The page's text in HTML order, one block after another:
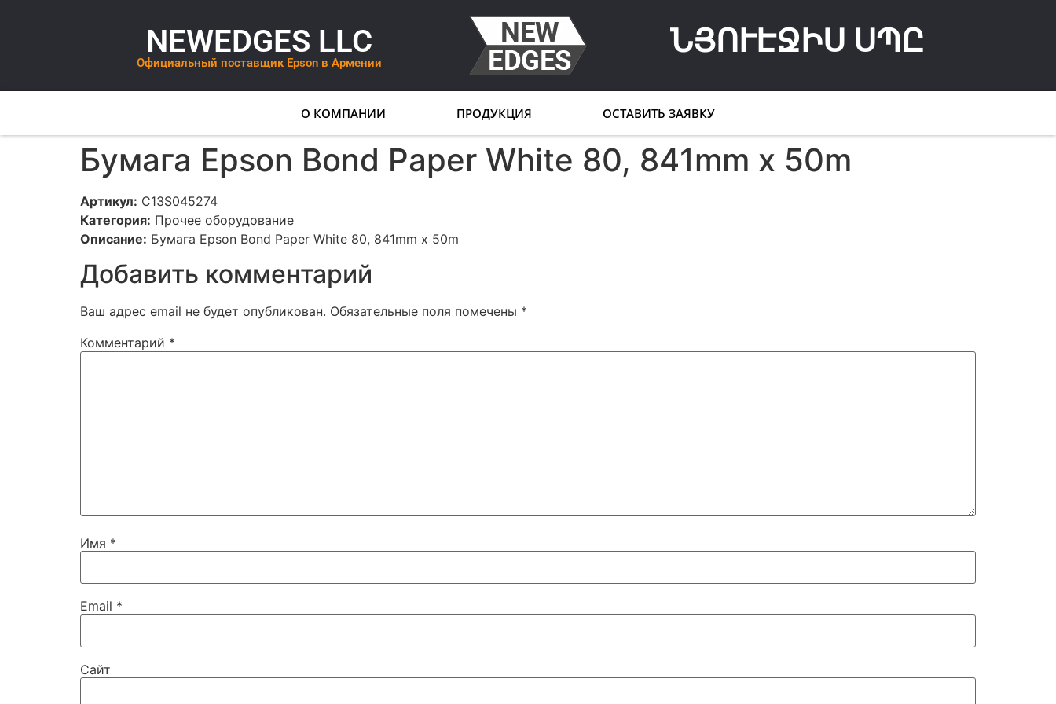
NEWEDGES LLC
Официальный поставщик Epson в Армении
ՆՅՈՒԷՋԻՍ ՍՊԸ
О КОМПАНИИ ПРОДУКЦИЯ ОСТАВИТЬ ЗАЯВКУ
Бумага Epson Bond Paper White 80, 841mm x 50m
Артикул: C13S045274
Категория: Прочее оборудование
Описание: Бумага Epson Bond Paper White 80, 841mm x 50m
Добавить комментарий
Ваш адрес email не будет опубликован. Обязательные поля помечены *
Комментарий *
Имя *
Email *
Сайт